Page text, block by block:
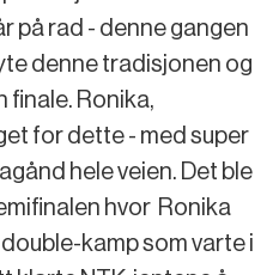
på rad - denne gangen
denne tradisjonen og
finale. Ronika,
for dette - med super
hele veien. Det ble
hvor Ronika
kamp som varte i